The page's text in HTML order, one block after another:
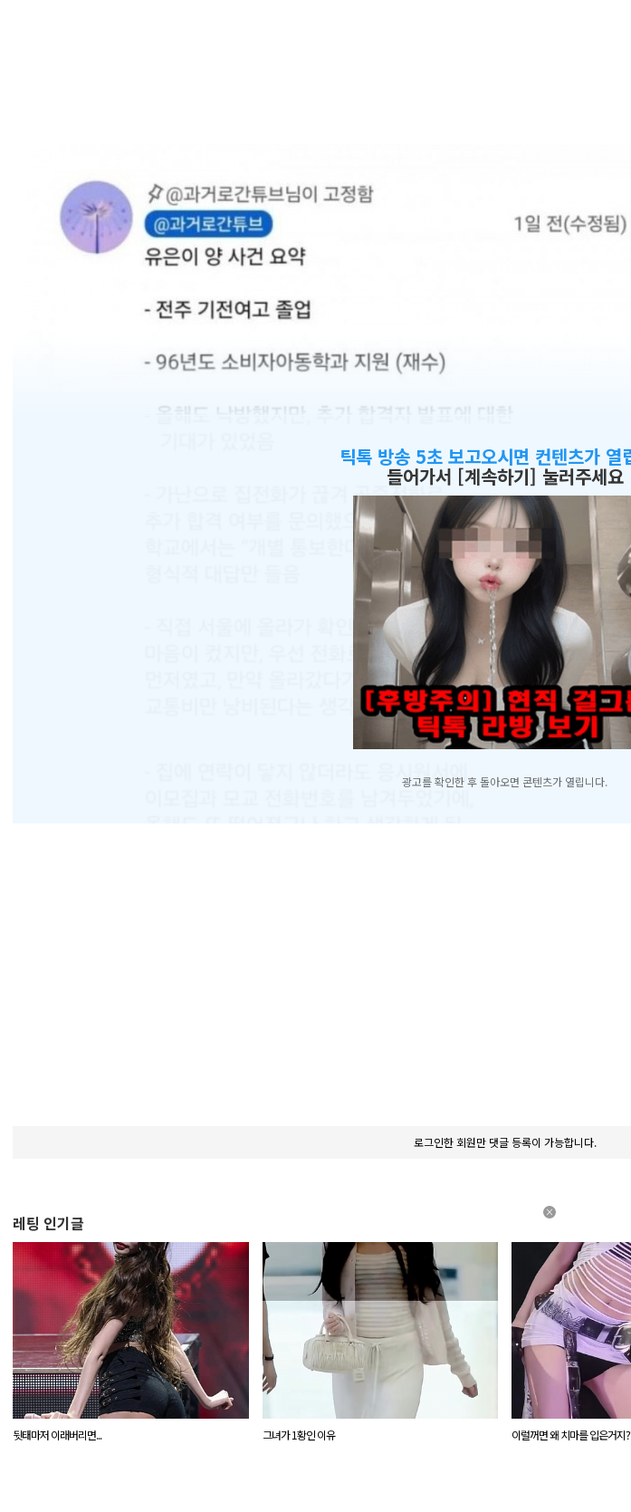
×
틱톡 방송 5초 보고오시면 컨텐츠가 열
들어가서 [계속하기] 눌러주세요
광고를 확인한 후 돌아오면 콘텐츠가 열립니다.
로그인한 회원만 댓글 등록이 가능합니다.
레팅 인기글
뒷태마저 이래버리면... 그녀가 1황인 이유 이럴꺼면 왜 치마를 입은거지